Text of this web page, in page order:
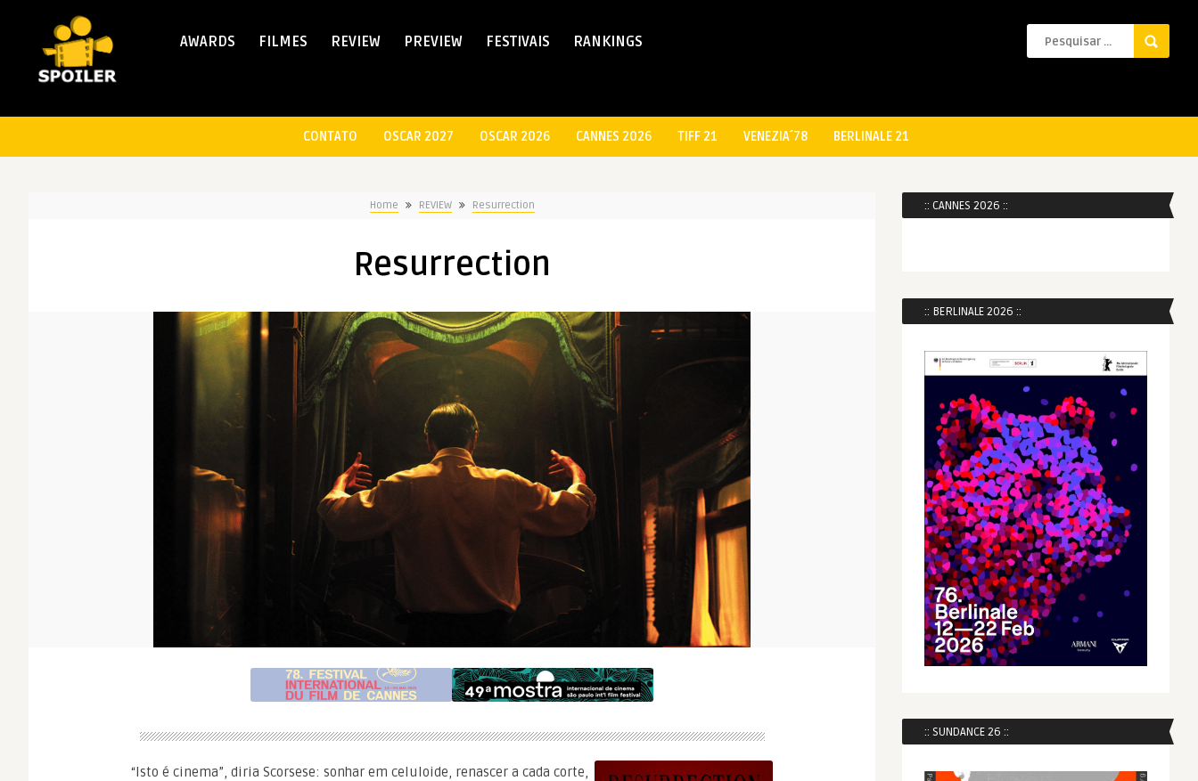
AWARDS FILMES REVIEW PREVIEW FESTIVAIS RANKINGS
CONTATO OSCAR 2027 OSCAR 2026 CANNES 2026 TIFF 21 VENEZIA´78 BERLINALE 21
Home REVIEW Resurrection
Resurrection
“Isto é cinema”, diria Scorsese: sonhar em celuloide, renascer a cada corte,
:: CANNES 2026 ::
:: BERLINALE 2026 ::
:: SUNDANCE 26 ::